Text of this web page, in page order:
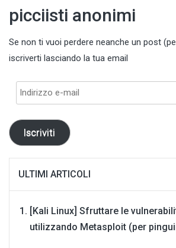
picciisti anonimi
Se non ti vuoi perdere neanche un post
iscriverti lasciando la tua email
Indirizzo
Iscriviti
ULTIMI ARTICOLI
[Kali Linux] Sfruttare le
utilizzando Metasploit (per